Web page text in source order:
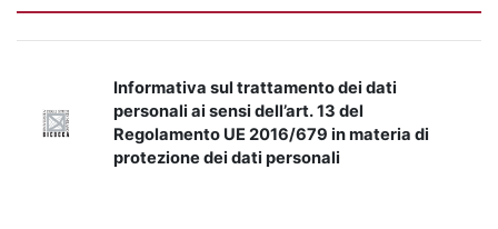
Informativa sul trattamento dei dati
personali ai sensi dell’art. 13 del
Regolamento UE 2016/679 in materia di
protezione dei dati personali